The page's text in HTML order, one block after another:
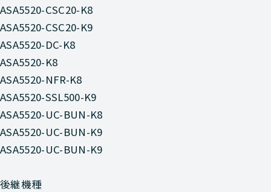
ASA5520-CSC20-K8
ASA5520-CSC20-K9
ASA5520-DC-K8
ASA5520-K8
ASA5520-NFR-K8
ASA5520-SSL500-K9
ASA5520-UC-BUN-K8
ASA5520-UC-BUN-K9
ASA5520-UC-BUN-K9
後継機種